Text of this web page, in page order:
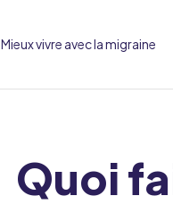
Mieux vivre avec la migraine
Quoi